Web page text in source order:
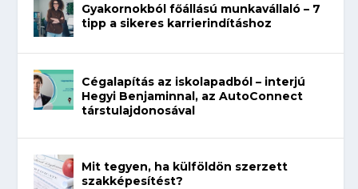
Gyakornokból főállású munkavállaló – 7
tipp a sikeres karrierindításhoz
Cégalapítás az iskolapadból – interjú
Hegyi Benjaminnal, az AutoConnect
társtulajdonosával
Mit tegyen, ha külföldön szerzett
szakképesítést?